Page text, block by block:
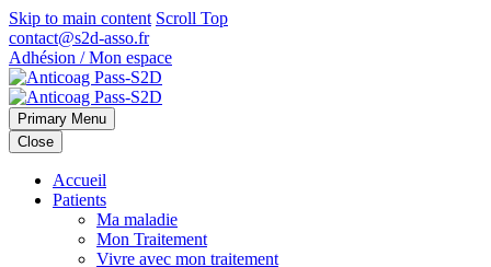
Skip to main content Scroll Top
contact@s2d-asso.fr
Adhésion / Mon espace
Primary Menu
Close
Accueil
Patients
Ma maladie
Mon Traitement
Vivre avec mon traitement